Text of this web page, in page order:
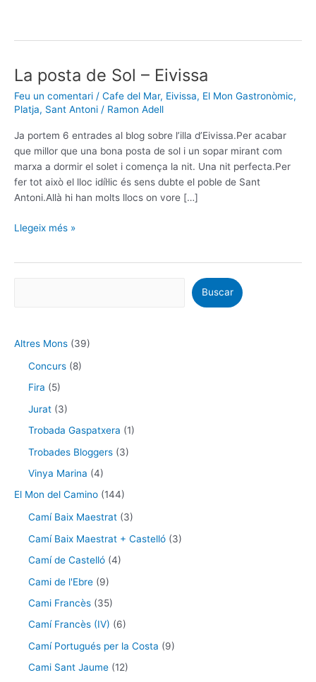
La posta de Sol – Eivissa
Feu un comentari / Cafe del Mar, Eivissa, El Mon Gastronòmic,
Platja, Sant Antoni / Ramon Adell
Ja portem 6 entrades al blog sobre l’illa d’Eivissa.Per acabar
que millor que una bona posta de sol i un sopar mirant com
marxa a dormir el solet i comença la nit. Una nit perfecta.Per
fer tot això el lloc idíl·lic és sens dubte el poble de Sant
Antoni.Allà hi han molts llocs on vore […]
La
posta
de
–
Eivissa
Llegeix més »
Buscar
Altres Mons (39)
Concurs (8)
Fira (5)
Jurat (3)
Trobada Gaspatxera (1)
Trobades Bloggers (3)
Vinya Marina (4)
El Mon del Camino (144)
Camí Baix Maestrat (3)
Camí Baix Maestrat + Castelló (3)
Camí de Castelló (4)
Cami de l'Ebre (9)
Cami Francès (35)
Camí Francès (IV) (6)
Camí Portugués per la Costa (9)
Cami Sant Jaume (12)